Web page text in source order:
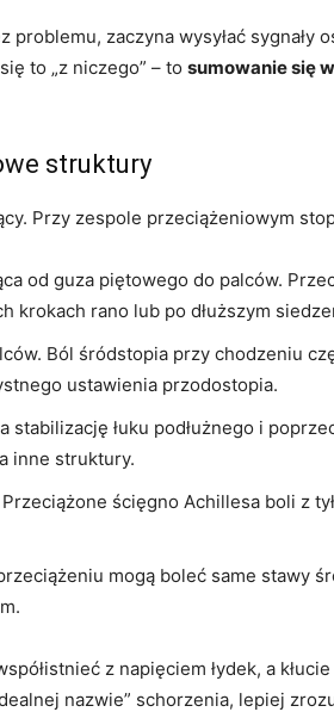
zaczyna wysyłać sygnały
to „z niczego” – to sumowanie się
struktury
Przy zespole przeciążeniowym
od guza piętowego do palców.
krokach rano lub po dłuższym
Ból śródstopia przy chodzeniu
ustawienia przodostopia.
łuku podłużnego i
inne struktury.
Przeciążone ścięgno Achillesa boli z
mogą boleć same stawy
z napięciem łydek, a
nazwie” schorzenia, lepiej